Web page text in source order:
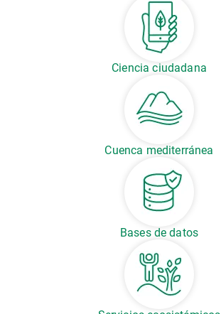
Ciencia ciudadana
Cuenca mediterránea
Bases de datos